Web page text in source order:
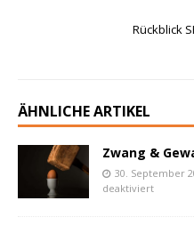
Rückblick
ÄHNLICHE ARTIKEL
Zwang &
30. September
deaktiviert